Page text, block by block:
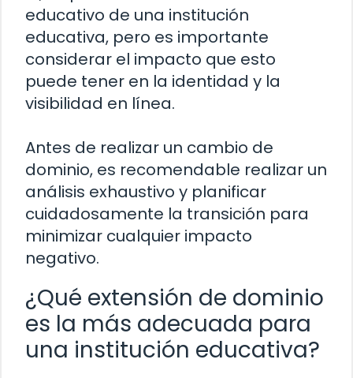
educativo de una institución
educativa, pero es importante
considerar el impacto que esto
puede tener en la identidad y la
visibilidad en línea.
Antes de realizar un cambio de
dominio, es recomendable realizar un
análisis exhaustivo y planificar
cuidadosamente la transición para
minimizar cualquier impacto
negativo.
¿Qué extensión de dominio
es la más adecuada para
una institución educativa?